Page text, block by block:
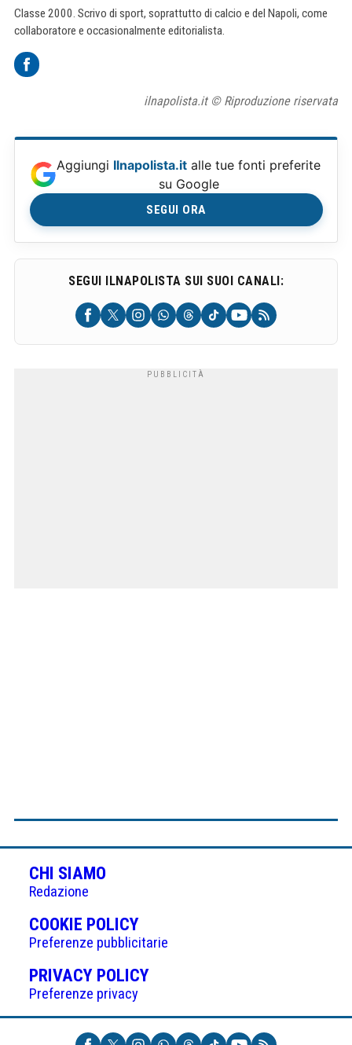
Classe 2000. Scrivo di sport, soprattutto di calcio e del Napoli, come
collaboratore e occasionalmente editorialista.
ilnapolista.it © Riproduzione riservata
Aggiungi Ilnapolista.it alle tue fonti preferite
su Google
SEGUI ORA
SEGUI ILNAPOLISTA SUI SUOI CANALI:
CHI SIAMO
Redazione
COOKIE POLICY(APRE
IN
UNA
NUOVA
Preferenze pubblicitarie
PRIVACY POLICY(APRE
UNA
NUOVA
Preferenze privacy